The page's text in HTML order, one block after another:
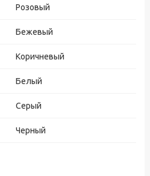
Розовый
Бежевый
Коричневый
Белый
Серый
Черный